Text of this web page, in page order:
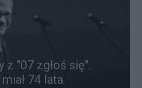
z "07 zgłoś się".
74 lata